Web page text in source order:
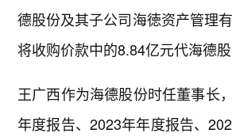
德股份及其子公司海徳资产管理
将收购价款中的8.84亿元代海德
王广西作为海德股份时任董事长
年度报告、2023年年度报告、